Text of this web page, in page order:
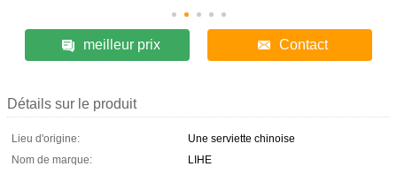
meilleur prix Contact
Détails sur le produit
Lieu d'origine:
Une serviette chinoise
Nom de marque:
LIHE